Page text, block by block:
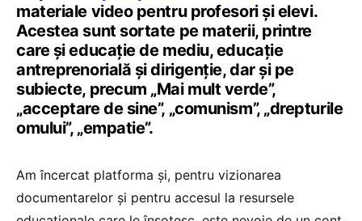
materiale video pentru profesori și elevi.
Acestea sunt sortate pe materii, printre
care și educație de mediu, educație
antreprenorială și dirigenție, dar și pe
subiecte, precum „Mai mult verde”,
„acceptare de sine”, „comunism”, „drepturile
omului”, „empatie”.
Am încercat platforma și, pentru vizionarea
documentarelor și pentru accesul la resursele